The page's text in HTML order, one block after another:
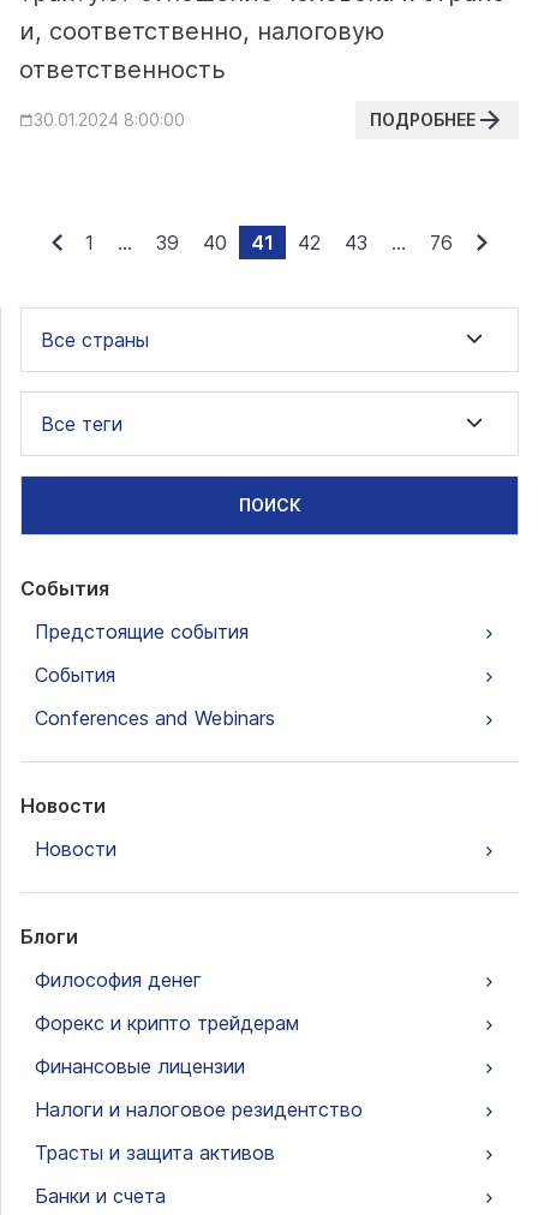
и, соответственно, налоговую
ответственность
30.01.2024 8:00:00 ПОДРОБНЕЕ
1 ... 39 40 41 42 43 ... 76
Все страны
Все теги
ПОИСК
События
Предстоящие события
События
Conferences and Webinars
Новости
Новости
Блоги
Философия денег
Форекс и крипто трейдерам
Финансовые лицензии
Налоги и налоговое резидентство
Трасты и защита активов
Банки и счета